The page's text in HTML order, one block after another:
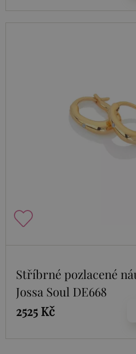
Stříbrné pozlacené
Jossa Soul DE668
2525 Kč